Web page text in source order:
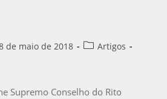
de maio de 2018
Artigos
Supremo Conselho do Rito